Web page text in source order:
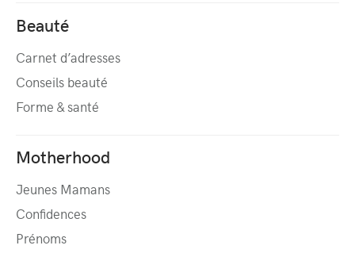
Beauté
Carnet d’adresses
Conseils beauté
Forme & santé
Motherhood
Jeunes Mamans
Confidences
Prénoms